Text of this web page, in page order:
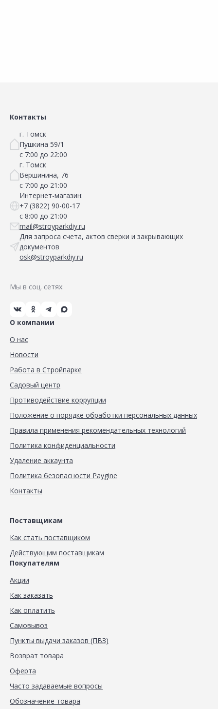
Контакты
г. Томск
Пушкина 59/1
с 7:00 до 22:00
г. Томск
Вершинина, 76
с 7:00 до 21:00
Интернет-магазин:
+7 (3822) 90-00-17
с 8:00 до 21:00
mail@stroyparkdiy.ru
Для запроса счета, актов сверки и закрывающих
документов
osk@stroyparkdiy.ru
Мы в соц. сетях:
О компании
О нас
Новости
Работа в Стройпарке
Садовый центр
Противодействие коррупции
Положение о порядке обработки персональных данных
Правила применения рекомендательных технологий
Политика конфиденциальности
Удаление аккаунта
Политика безопасности Paygine
Контакты
Поставщикам
Как стать поставщиком
Действующим поставщикам
Покупателям
Акции
Как заказать
Как оплатить
Самовывоз
Пункты выдачи заказов (ПВЗ)
Возврат товара
Оферта
Часто задаваемые вопросы
Обозначение товара